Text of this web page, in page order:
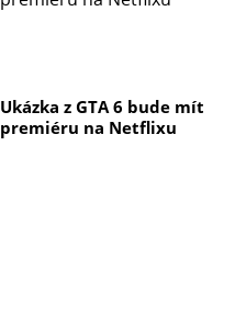
Ukázka z GTA 6 bude mít
premiéru na Netflixu